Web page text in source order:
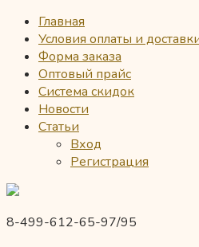
Главная
Условия оплаты и
Форма заказа
Оптовый прайс
Система скидок
Новости
Статьи
Вход
Регистрация
8-499-612-65-97/95